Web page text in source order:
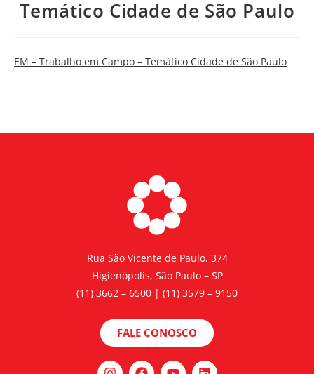
Temático Cidade de São Paulo
EM – Trabalho em Campo – Temático Cidade de São Paulo
Rua São Vicente de Paulo, 374
Higienópolis, São Paulo – SP
(11) 3662 – 6500 | (11) 3579 – 9150
FALE CONOSCO